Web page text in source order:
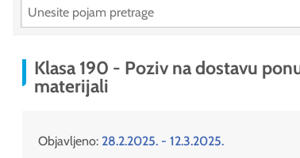
Klasa 190 - Poziv na dostavu
materijali
Objavljeno: 28.2.2025. - 12.3.2025.